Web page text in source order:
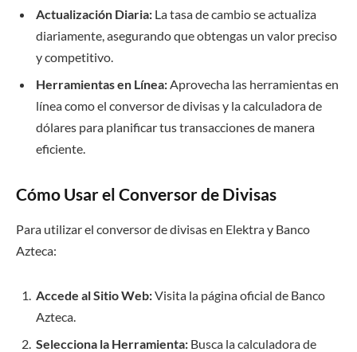
Actualización Diaria: La tasa de cambio se actualiza
diariamente, asegurando que obtengas un valor preciso
y competitivo.
Herramientas en Línea:Aprovecha las herramientas en
línea como el conversor de divisas y la calculadora de
dólares para planificar tus transacciones de manera
eficiente.
Cómo Usar el Conversor de Divisas
Para utilizar el conversor de divisas en Elektra y Banco
Azteca:
Accede al Sitio Web:Visita la página oficial de Banco
Azteca.
Selecciona la Herramienta: Busca la calculadora de